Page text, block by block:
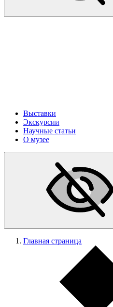
Выставки
Экскурсии
Научные статьи
О музее
Главная страница